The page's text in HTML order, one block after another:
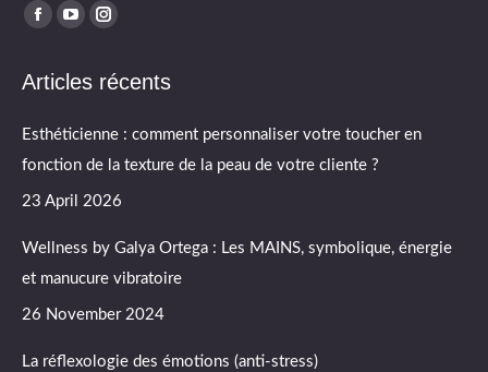
Find us on:
Facebook
opens
new
window
YouTube
opens
new
window
Instagram
opens
new
window
Articles récents
Esthéticienne : comment personnaliser votre toucher en
fonction de la texture de la peau de votre cliente ?
23 April 2026
Wellness by Galya Ortega : Les MAINS, symbolique, énergie
et manucure vibratoire
26 November 2024
La réflexologie des émotions (anti-stress)